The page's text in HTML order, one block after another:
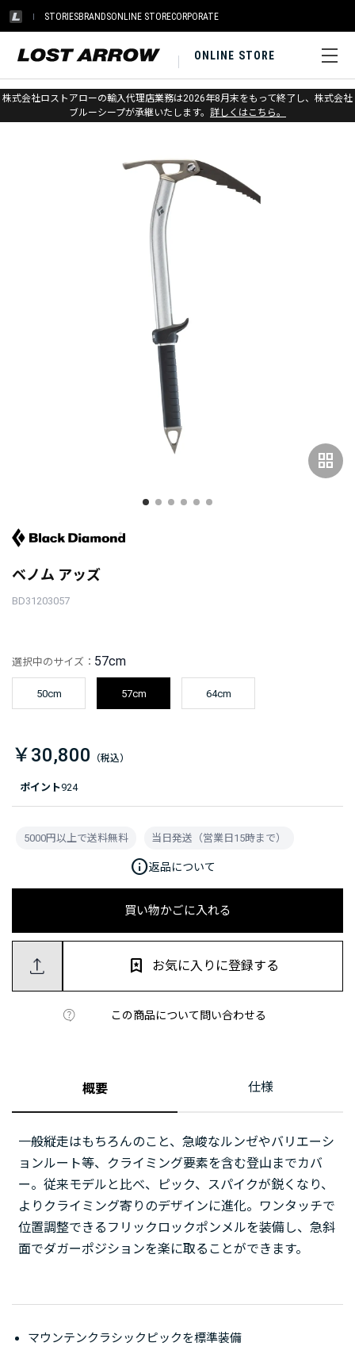
STORIESBRANDSONLINE STORECORPORATE
ONLINE STORE
株式会社ロストアローの輸入代理店業務は2026年8月末をもって終了し、株式会社
ブルーシープが承継いたします。 詳しくはこちら。
ホーム > ブラックダイヤモンド > アイス > アイスアックス&ピオレ
grid_view
ベノム アッズ
BD31203057
ポイント924
選択中のサイズ： 57cm
50cm 57cm 64cm
￥30,800
買い物かごに入れる
この商品について問い合わせる
お気に入りに登録する
5000円以上で送料無料 当日発送（営業日15時まで）
info返品について
概要 仕様
一般縦走はもちろんのこと、急峻なルンゼやバリエーシ
ョンルート等、クライミング要素を含む登山までカバ
ー。従来モデルと比べ、ピック、スパイクが鋭くなり、
よりクライミング寄りのデザインに進化。ワンタッチで
位置調整できるフリックロックポンメルを装備し、急斜
面でダガーポジションを楽に取ることができます。
マウンテンクラシックピックを標準装備